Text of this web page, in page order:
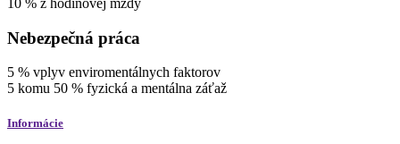
Nebezpečná práca
5 % vplyv enviromentálnych faktorov
5 komu 50 % fyzická a mentálna záťaž
Informácie